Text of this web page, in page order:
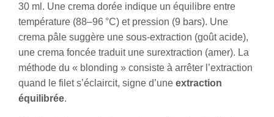
30 ml. Une crema dorée indique un équilibre entre
température (88–96 °C) et pression (9 bars). Une
crema pâle suggère une sous-extraction (goût acide),
une crema foncée traduit une surextraction (amer). La
méthode du « blonding » consiste à arrêter l’extraction
quand le filet s’éclaircit, signe d’une extraction
équilibrée.